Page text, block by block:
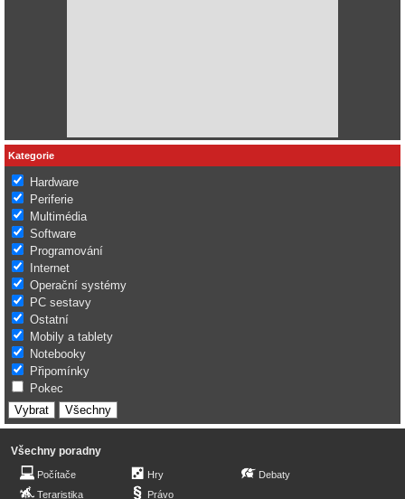
Kategorie
Hardware
Periferie
Multimédia
Software
Programování
Internet
Operační systémy
PC sestavy
Ostatní
Mobily a tablety
Notebooky
Připomínky
Pokec
Všechny poradny
Počítače
Teraristika
Hry
Právo
Debaty